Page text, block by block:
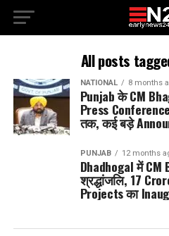
All posts
NATIONAL 8 months
Punjab के CM
Press
तक, कई बड़े
PUNJAB 12 months
Dhadhogal में CM
श्रद्धांजलि, 17
Projects का